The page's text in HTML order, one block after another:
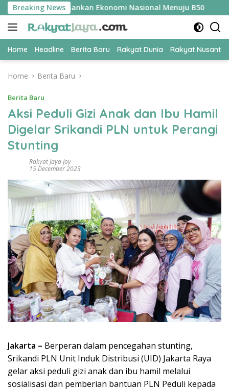
Skip
to
content
Breaking News
Kunci Amankan Ekonomi Nasional Menuju B50
Home Headline Berita Baru Rakyat Dunia Rakyat
Home Berita Baru
Berita Baru
Aksi Peduli Gizi Anak dan Ibu Hamil
Digelar Srikandi PLN untuk Perangi
Stunting
Rakyat Jaya Joy
15 December 2023
Jakarta – Berperan dalam pencegahan stunting,
Srikandi PLN Unit Induk Distribusi (UID) Jakarta Raya
gelar aksi peduli gizi anak dan ibu hamil melalui
sosialisasi dan pemberian bantuan PLN Peduli kepada